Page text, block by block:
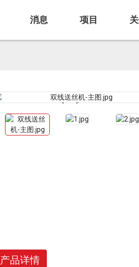
消息 项目
Loading...
Loading...
产品详情